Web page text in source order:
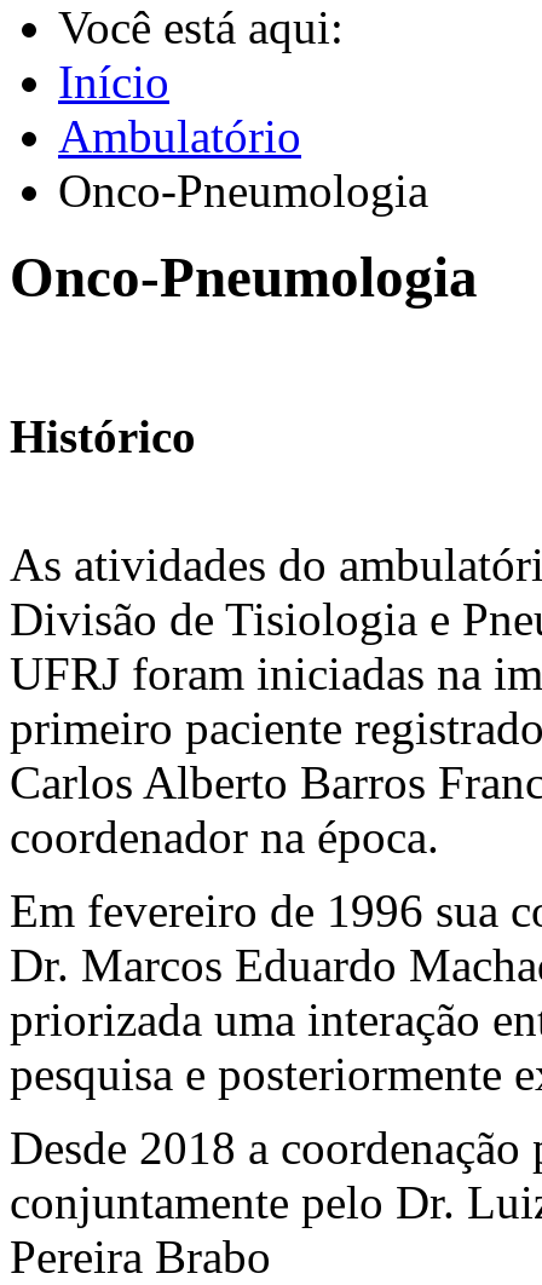
Você está aqui:
Início
Ambulatório
Onco-Pneumologia
Onco-Pneumologia
Histórico
As atividades do
Divisão de Tisiologia e
UFRJ foram iniciadas na
primeiro paciente
Carlos Alberto Barros
coordenador na época.
Em fevereiro de 1996 sua
Dr. Marcos Eduardo
priorizada uma interação
pesquisa e posteriormente
Desde 2018 a coordenação
conjuntamente pelo Dr.
Pereira Brabo